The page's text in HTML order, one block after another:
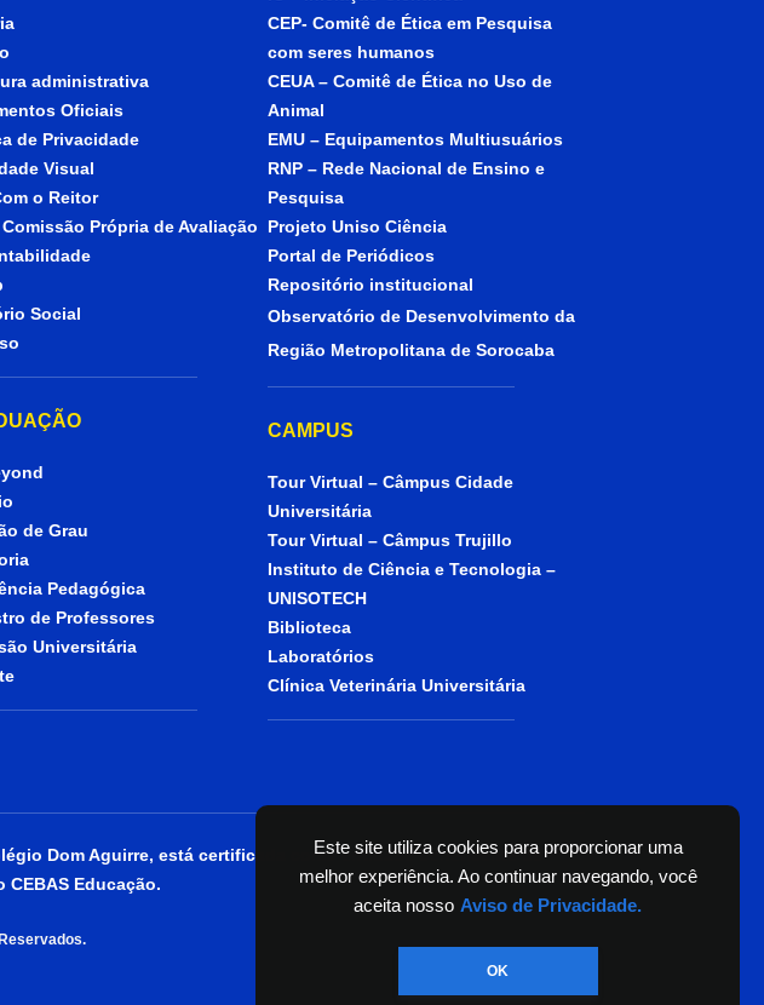
Este site utiliza cookies para proporcionar uma
melhor experiência. Ao continuar navegando, você
aceita nosso Aviso de Privacidade.
OK
administrativa
Oficiais
de Privacidade
Visual
o Reitor
Comissão Própria de Avaliação
Social
de Grau
Pedagógica
de Professores
Universitária
CEP- Comitê de Ética em Pesquisa
com seres humanos
CEUA – Comitê de Ética no Uso de
Animal
EMU – Equipamentos Multiusuários
RNP – Rede Nacional de Ensino e
Pesquisa
Projeto Uniso Ciência
Portal de Periódicos
Repositório institucional
Observatório de Desenvolvimento da
Região Metropolitana de Sorocaba
CAMPUS
Tour Virtual – Câmpus Cidade
Universitária
Tour Virtual – Câmpus Trujillo
Instituto de Ciência e Tecnologia –
UNISOTECH
Biblioteca
Laboratórios
Clínica Veterinária Universitária
Dom Aguirre, está certificada como entidade beneficente de
Educação.